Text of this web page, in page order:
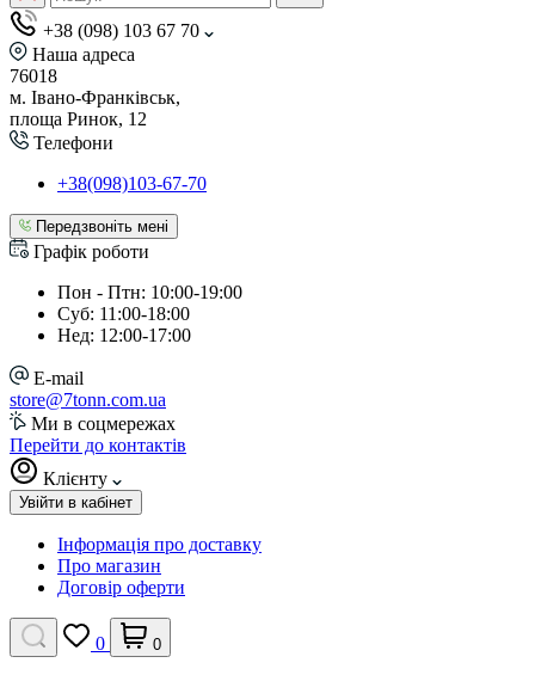
+38 (098) 103 67 70
Наша адреса
76018
м. Івано-Франківськ,
площа Ринок, 12
Телефони
+38(098)103-67-70
Передзвоніть мені
Графік роботи
Пон - Птн: 10:00-19:00
Суб: 11:00-18:00
Нед: 12:00-17:00
E-mail
store@7tonn.com.ua
Ми в соцмережах
Перейти до контактів
Клієнту
Увійти в кабінет
Інформація про доставку
Про магазин
Договір оферти
0 0